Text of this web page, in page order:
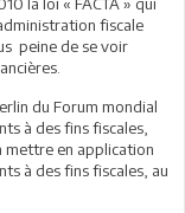
fiscale
peine de se voir
du Forum mondial
à des fins fiscales,
mettre en application
à des fins fiscales, au